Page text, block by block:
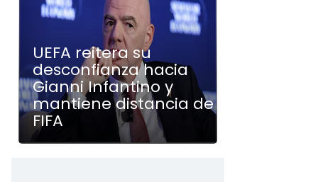
UEFA reitera su
desconfianza hacia
Gianni Infantino y
mantiene distancia de
FIFA